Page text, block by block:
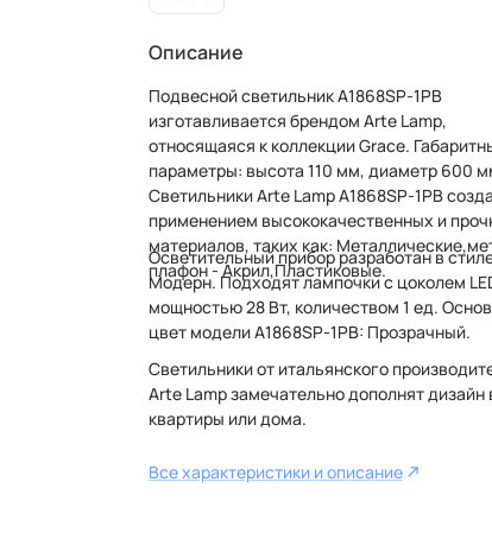
Описание
Подвесной светильник A1868SP-1PB
изготавливается брендом Arte Lamp,
относящаяся к коллекции Grace.
параметры: высота 110 мм, диаметр 600 мм.
Светильники Arte Lamp A1868SP-1PB
применением высококачественных и
материалов, таких как:
плафон - Акрил,Пластиковые.
Осветительный прибор разработан в
Модерн. Подходят лампочки с цоколем
мощностью 28 Вт, количеством 1 ед.
цвет модели A1868SP-1PB: Прозрачный.
Светильники от итальянского
Arte Lamp замечательно дополнят дизайн
квартиры или дома.
Все характеристики и описание